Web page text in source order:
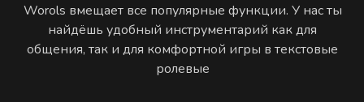
Worols вмещает все популярные функции. У нас ты
найдёшь удобный инструментарий как для
общения, так и для комфортной игры в текстовые
ролевые